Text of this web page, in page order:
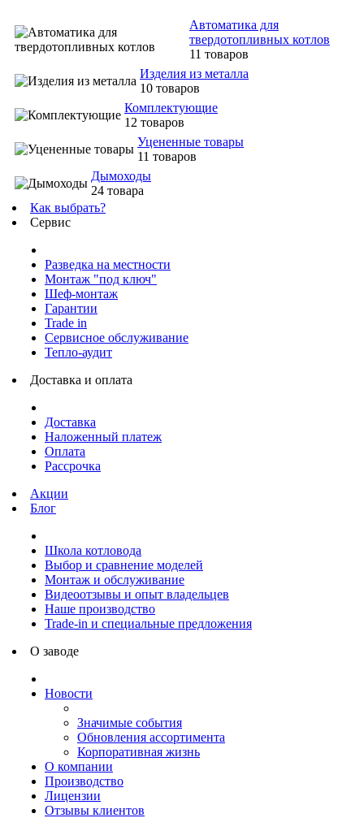
Автоматика для
твердотопливных котлов
11 товаров
Изделия из металла
10 товаров
Комплектующие
12 товаров
Уцененные товары
11 товаров
Дымоходы
24 товара
Как выбрать?
Сервис
Разведка на местности
Монтаж "под ключ"
Шеф-монтаж
Гарантии
Trade in
Сервисное обслуживание
Тепло-аудит
Доставка и оплата
Доставка
Наложенный платеж
Оплата
Рассрочка
Акции
Блог
Школа котловода
Выбор и сравнение моделей
Монтаж и обслуживание
Видеоотзывы и опыт владельцев
Наше производство
Trade-in и специальные предложения
О заводе
Новости
Значимые события
Обновления ассортимента
Корпоративная жизнь
О компании
Производство
Лицензии
Отзывы клиентов